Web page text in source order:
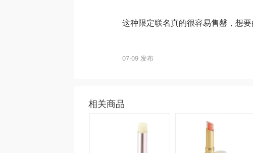
这种限定联名真的很容易售罄，想
07-09 发布
相关商品